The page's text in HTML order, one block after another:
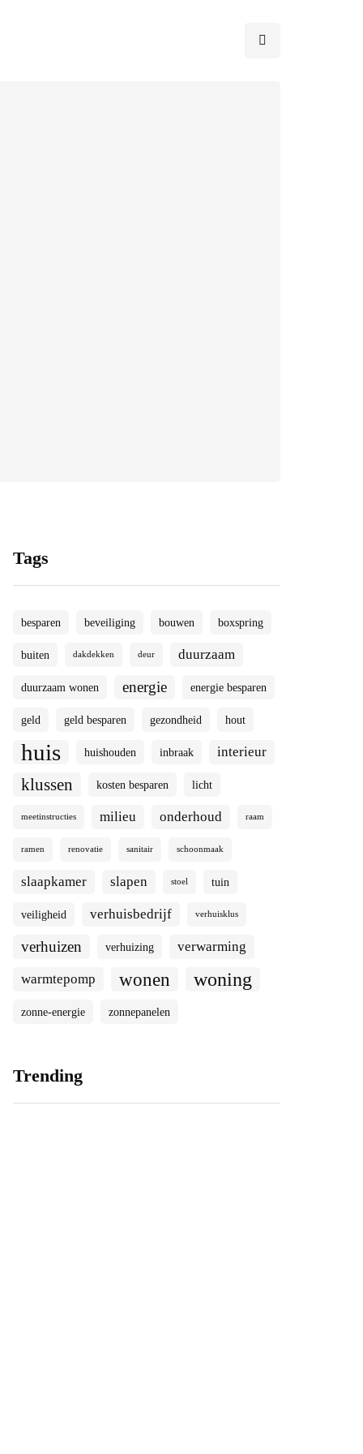
Tags
besparen beveiliging bouwen boxspring
buiten dakdekken deur duurzaam
duurzaam wonen energie energie besparen
geld geld besparen gezondheid hout
huis huishouden inbraak interieur
klussen kosten besparen licht
meetinstructies milieu onderhoud raam
ramen renovatie sanitair schoonmaak
slaapkamer slapen stoel tuin
veiligheid verhuisbedrijf verhuisklus
verhuizen verhuizing verwarming
warmtepomp wonen woning
zonne-energie zonnepanelen
Trending